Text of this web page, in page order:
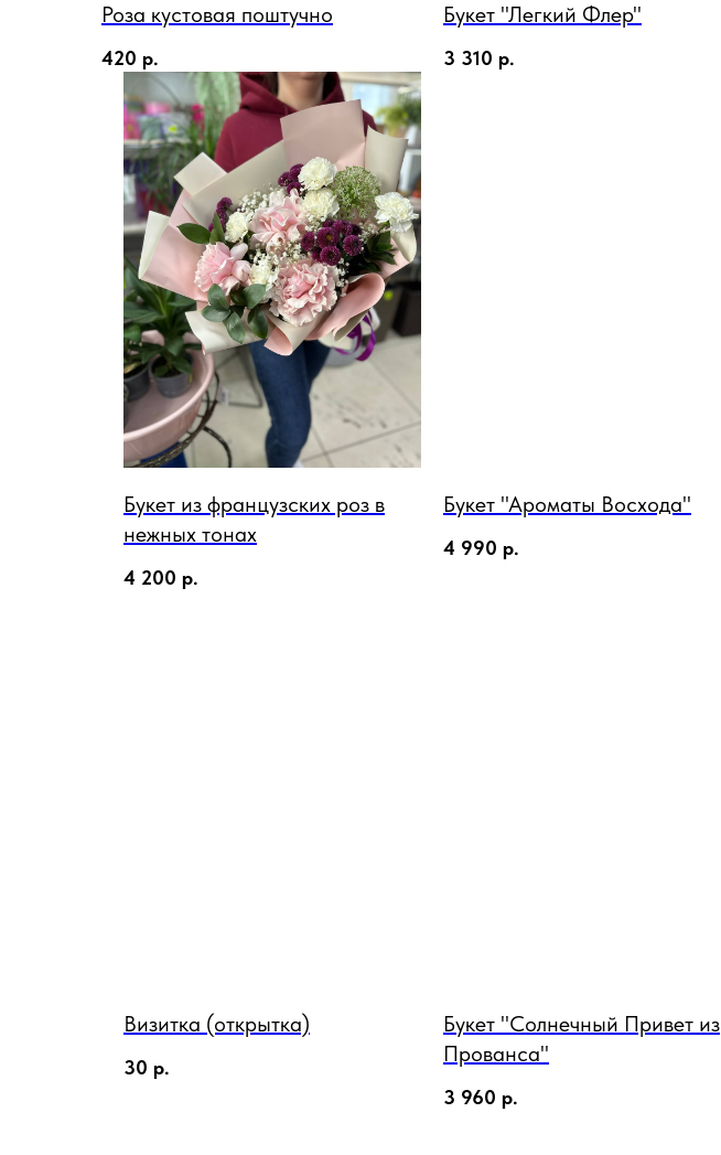
Роза кустовая поштучно
420 р.
Букет "Легкий Флер"
3 310 р.
Букет из французских роз в
нежных тонах
4 200 р.
Букет "Ароматы Восхода"
4 990 р.
Визитка (открытка)
30 р.
Букет "Солнечный Привет из
Прованса"
3 960 р.